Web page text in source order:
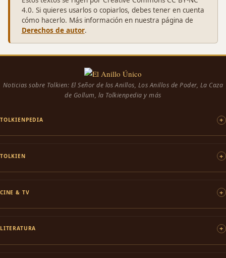
4.0. Si quieres usarlos o copiarlos, debes tener en cuenta
cómo hacerlo. Más información en nuestra página de
Derechos de autor.
Noticias sobre Tolkien: El Señor de los Anillos, Los Anillos de Poder, La Caza
de Gollum, la Tolkienpedia y más
TOLKIENPEDIA
TOLKIEN
CINE & TV
LITERATURA